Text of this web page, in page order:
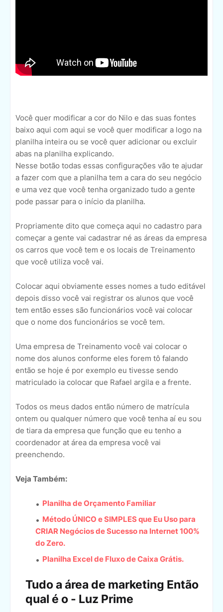
Você quer modificar a cor do Nilo e das suas fontes
baixo aqui com aqui se você quer modificar a logo na
planilha inteira ou se você quer adicionar ou excluir
abas na planilha explicando.
Nesse botão todas essas configurações vão te ajudar
a fazer com que a planilha tem a cara do seu negócio
e uma vez que você tenha organizado tudo a gente
pode passar para o início da planilha.
Propriamente dito que começa aqui no cadastro para
começar a gente vai cadastrar né as áreas da empresa
os carros que você tem e os locais de Treinamento
que você utiliza você vai.
Colocar aqui obviamente esses nomes a tudo editável
depois disso você vai registrar os alunos que você
tem então esses são funcionários você vai colocar
que o nome dos funcionários se você tem.
Uma empresa de Treinamento você vai colocar o
nome dos alunos conforme eles forem tô falando
então se hoje é por exemplo eu tivesse sendo
matriculado ia colocar que Rafael argila e a frente.
Todos os meus dados então número de matrícula
ontem ou qualquer número que você tenha aí eu sou
de tiara da empresa que função que eu tenho a
coordenador at área da empresa você vai
preenchendo.
Veja Também:
Planilha de Orçamento Familiar
Método ÚNICO e SIMPLES que Eu Uso para
CRIAR Negócios de Sucesso na Internet 100%
do Zero.
Planilha Excel de Fluxo de Caixa Grátis.
Tudo a área de marketing Então
qual é o - Luz Prime